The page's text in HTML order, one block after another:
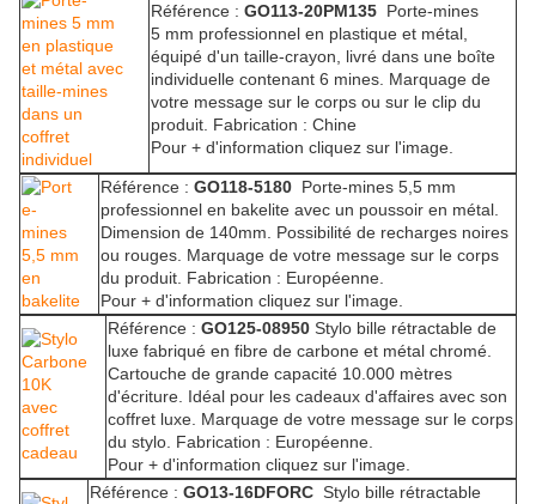
Référence : GO113-20PM135 Porte-mines
5 mm professionnel en plastique et métal,
équipé d'un taille-crayon, livré dans une boîte
individuelle contenant 6 mines. Marquage de
votre message sur le corps ou sur le clip du
produit. Fabrication : Chine
Pour + d'information cliquez sur l'image.
Référence : GO118-5180 Porte-mines 5,5 mm
professionnel en bakelite avec un poussoir en métal.
Dimension de 140mm. Possibilité de recharges noires
ou rouges. Marquage de votre message sur le corps
du produit. Fabrication : Européenne.
Pour + d'information cliquez sur l'image.
Référence : GO125-08950 Stylo bille rétractable de
luxe fabriqué en fibre de carbone et métal chromé.
Cartouche de grande capacité 10.000 mètres
d'écriture. Idéal pour les cadeaux d'affaires avec son
coffret luxe. Marquage de votre message sur le corps
du stylo. Fabrication : Européenne.
Pour + d'information cliquez sur l'image.
Référence : GO13-16DFORC Stylo bille rétractable